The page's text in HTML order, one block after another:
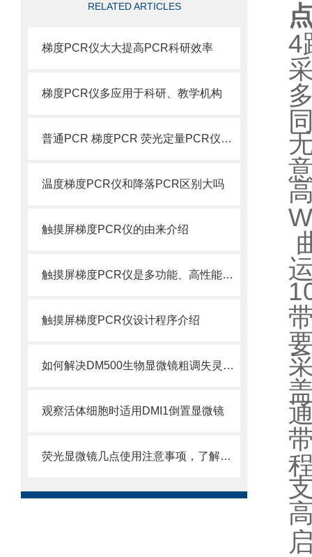
RELATED ARTICLES
梯度PCR仪大大提高PCR科研效率
梯度PCR仪多应用于科研、教学机构
普通PCR 梯度PCR 荧光定量PCR仪的区别及运用
温度梯度PCR仪和降落PCR区别大吗
触摸屏梯度PCR仪的由来介绍
触摸屏梯度PCR仪是多功能、高性能梯度PCR扩增仪
触摸屏梯度PCR仪设计程序介绍
如何解决DM500生物显微镜粗调失灵的问题？
观察活体细胞时适用DMI1倒置显微镜
荧光显微镜几点使用注意事项，了解一下
4